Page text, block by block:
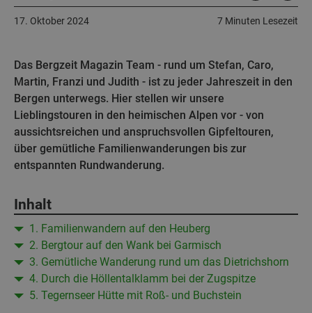
7 Minuten Lesezeit
17. Oktober 2024
Das Bergzeit Magazin Team - rund um Stefan, Caro,
Martin, Franzi und Judith - ist zu jeder Jahreszeit in den
Bergen unterwegs. Hier stellen wir unsere
Lieblingstouren in den heimischen Alpen vor - von
aussichtsreichen und anspruchsvollen Gipfeltouren,
über gemütliche Familienwanderungen bis zur
entspannten Rundwanderung.
Inhalt
1. Familienwandern auf den Heuberg
2. Bergtour auf den Wank bei Garmisch
3. Gemütliche Wanderung rund um das Dietrichshorn
4. Durch die Höllentalklamm bei der Zugspitze
5. Tegernseer Hütte mit Roß- und Buchstein